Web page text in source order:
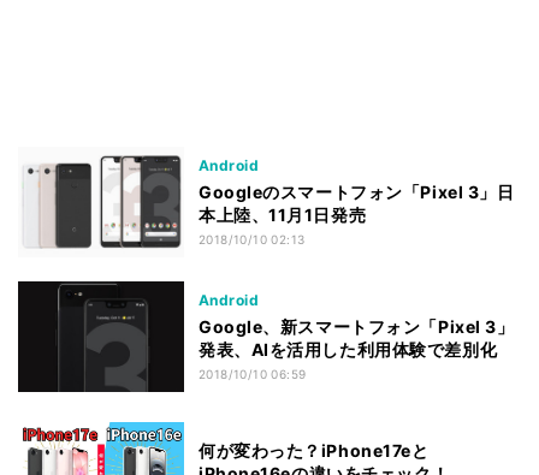
Android
Googleのスマートフォン「Pixel 3」日
本上陸、11月1日発売
2018/10/10 02:13
Android
Google、新スマートフォン「Pixel 3」
発表、AIを活用した利用体験で差別化
2018/10/10 06:59
何が変わった？iPhone17eと